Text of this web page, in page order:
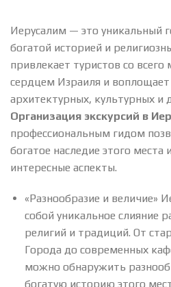
Иерусалим — это уникальный
богатой историей и
привлекает туристов со
сердцем Израиля и
архитектурных, культурных и
Организация экскурсий в
профессиональным гидом
богатое наследие этого места
интересные аспекты.
«Разнообразие и величие»
собой уникальное слияние
религий и традиций. От
Города до современных
можно обнаружить
богатую историю этого